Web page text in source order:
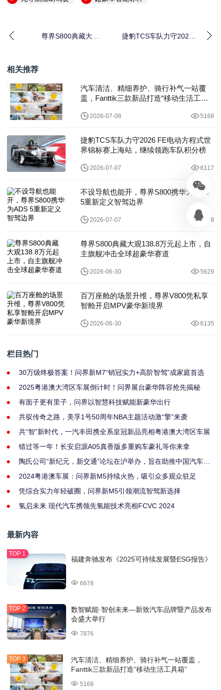
尊界S800典藏大观
捷豹TCS车队力守2026
相关推荐
汽车清洁、精细养护、骑行补气一站覆
盖，Fanttik三款新品打造“移动生活工具
2026-07-08 5168
捷豹TCS车队力守2026 FE电动方程式世
界锦标赛上海站，继续领跑车队积分榜
2026-07-07 6117
不设导航也能开，尊界S800携华为ADS
5重新定义智驾边界
2026-07-07 5578
尊界S800典藏大观138.8万元起上市，自
主旗舰冲击全球超豪华赛道
2026-06-30 5629
百万座舱的场景升维，尊界V800凭私享
智舱开启MPV豪华新境界
2026-06-30 6135
栏目热门
30万级终极答案！问界新M7“销冠实力+高阶智驾”成家庭首选
2025粤港澳大湾区车展倒计时！问界展台豪华阵容抢先揭秘
有面子更有里子，问界以智慧科技赋能新豪华出行
共驭传奇之路，美孚1号50周年NBA主题活动激“擎”来袭
共“智”新时代，一汽丰田携全系皇冠新品亮相粤港澳大湾区车展
错过等一年！长安启源A05真香版多重购车豪礼等你来拿
陶氏公司“新纪元，新交通”论坛在沪举办，旨在助推中国汽车产
2024粤港澳车展：问界新M5持续火热，吸引众多观众驻足
凭综合实力年轻破圈，问界新M5引领潮流智驾新选择
氢启未来 现代汽车携领先氢能技术亮相FCVC 2024
最新内容
福建奔驰发布《2025可持续发展暨ESG报告》
6678
数智赋能·智创未来—新致汽车品牌暨产品发布
会盛大举行
7876
汽车清洁、精细养护、骑行补气一站覆盖，
Fanttik三款新品打造“移动生活工具箱”
5168